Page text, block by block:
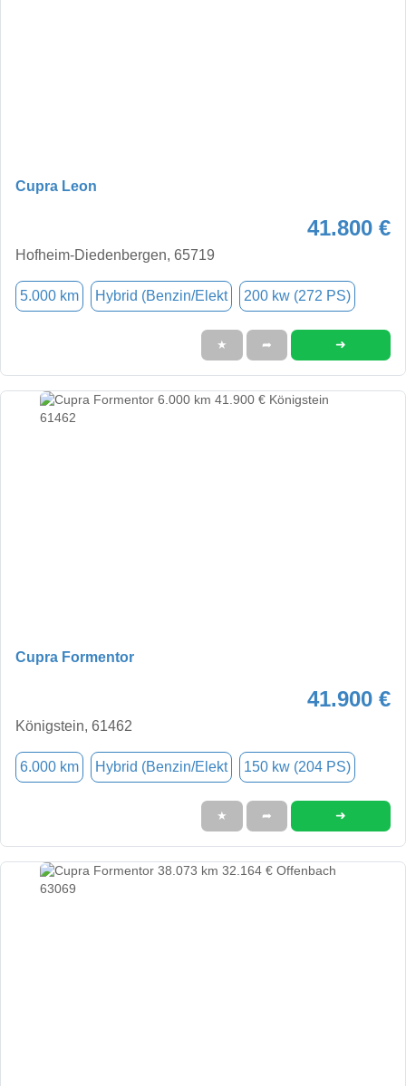
Cupra Leon
41.800 €
Hofheim-Diedenbergen, 65719
5.000 km Hybrid (Benzin/Elekt 200 kw (272 PS)
★ ➦ ➜
Cupra Formentor
41.900 €
Königstein, 61462
6.000 km Hybrid (Benzin/Elekt 150 kw (204 PS)
★ ➦ ➜